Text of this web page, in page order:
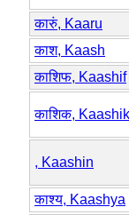
कारुं, Kaaru
काश, Kaash
काशिफ, Kaashif
काशिक, Kaashik
, Kaashin
काश्य, Kaashya